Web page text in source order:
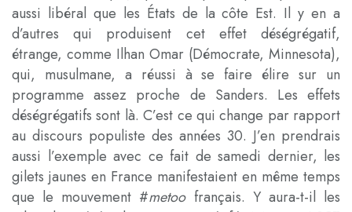
aussi libéral que les États de la côte Est. Il y en a
d’autres qui produisent cet effet déségrégatif,
étrange, comme Ilhan Omar (Démocrate, Minnesota),
qui, musulmane, a réussi à se faire élire sur un
programme assez proche de Sanders. Les effets
déségrégatifs sont là. C’est ce qui change par rapport
au discours populiste des années 30. J’en prendrais
aussi l’exemple avec ce fait de samedi dernier, les
gilets jaunes en France manifestaient en même temps
que le mouvement #metoofrançais. Y aura-t-il les